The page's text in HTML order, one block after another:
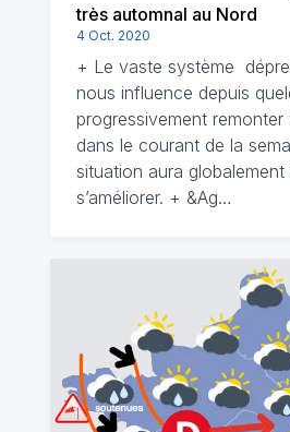
très automnal au Nord
4 Oct. 2020
+ Le vaste système
nous influence depuis
progressivement remonter
dans le courant de la
situation aura
s’améliorer. + &Ag…